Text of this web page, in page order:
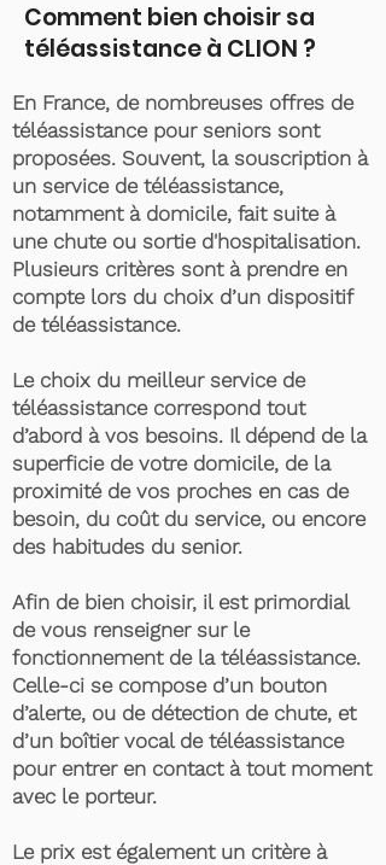
Comment bien choisir sa
téléassistance à CLION ?
En France, de nombreuses offres de
téléassistance pour seniors sont
proposées. Souvent, la souscription à
un service de téléassistance,
notamment à domicile, fait suite à
une chute ou sortie d'hospitalisation.
Plusieurs critères sont à prendre en
compte lors du choix d’un dispositif
de téléassistance.
Le choix du meilleur service de
téléassistance correspond tout
d’abord à vos besoins. Il dépend de la
superficie de votre domicile, de la
proximité de vos proches en cas de
besoin, du coût du service, ou encore
des habitudes du senior.
Afin de bien choisir, il est primordial
de vous renseigner sur le
fonctionnement de la téléassistance.
Celle-ci se compose d’un bouton
d’alerte, ou de détection de chute, et
d’un boîtier vocal de téléassistance
pour entrer en contact à tout moment
avec le porteur.
Le prix est également un critère à